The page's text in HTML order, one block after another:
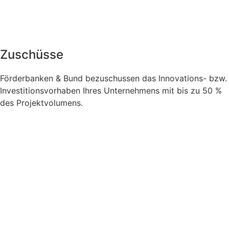
Zuschüsse
Förderbanken & Bund bezuschussen das Innovations- bzw.
Investitionsvorhaben Ihres Unternehmens mit bis zu 50 %
des Projektvolumens.